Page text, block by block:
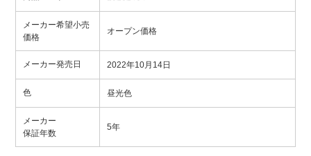
メーカー希望小売
価格
オープン価格
メーカー発売日 2022年10月14日
色 昼光色
メーカー
保証年数
5年